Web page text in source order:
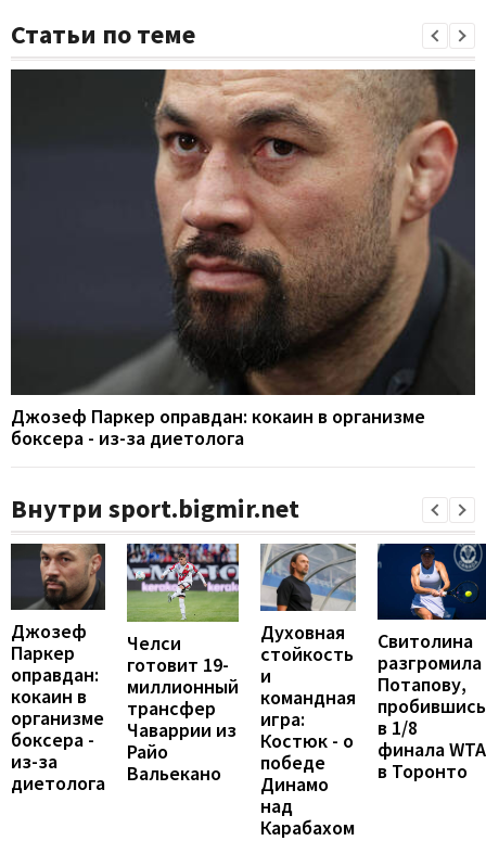
Статьи по теме
Джозеф Паркер оправдан: кокаин в организме
боксера - из-за диетолога
Внутри sport.bigmir.net
Джозеф
Паркер
оправдан:
кокаин в
организме
боксера -
из-за
диетолога
Челси
готовит 19-
миллионный
трансфер
Чаваррии из
Райо
Вальекано
Духовная
стойкость
и
командная
игра:
Костюк - о
победе
Динамо
над
Карабахом
Свитолина
разгромила
Потапову,
пробившись
в 1/8
финала WTA
в Торонто